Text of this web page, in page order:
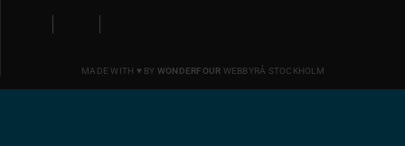
MADE WITH ♥ BY WONDERFOUR WEBBYRÅ STOCKHOLM